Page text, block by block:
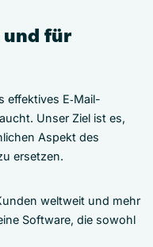
und für
effektives E‑Mail-
Unser Ziel ist es,
Aspekt des
ersetzen.
weltweit und mehr
Software, die sowohl